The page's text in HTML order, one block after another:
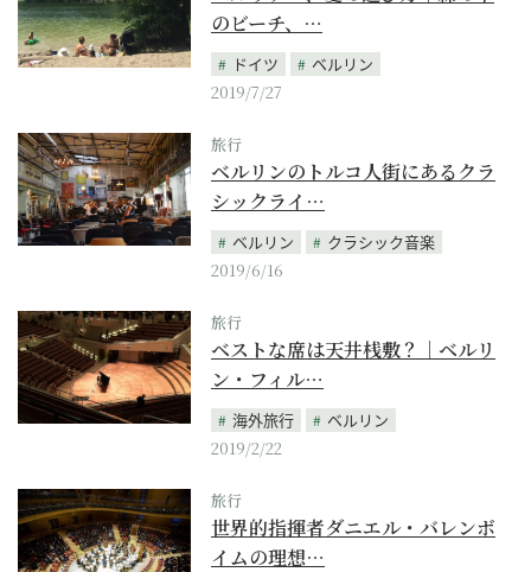
のビーチ、…
ドイツ
ベルリン
2019/7/27
旅行
ベルリンのトルコ人街にあるクラ
シックライ…
ベルリン
クラシック音楽
2019/6/16
旅行
ベストな席は天井桟敷？｜ベルリ
ン・フィル…
海外旅行
ベルリン
2019/2/22
旅行
世界的指揮者ダニエル・バレンボ
イムの理想…